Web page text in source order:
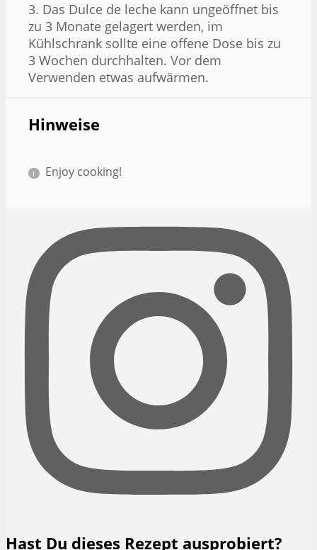
3. Das Dulce de leche kann ungeöffnet bis
zu 3 Monate gelagert werden, im
Kühlschrank sollte eine offene Dose bis zu
3 Wochen durchhalten. Vor dem
Verwenden etwas aufwärmen.
Hinweise
Enjoy cooking!
Hast Du dieses Rezept ausprobiert?